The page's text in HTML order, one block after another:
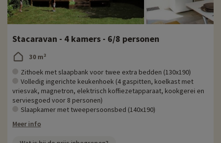
Stacaravan - 4 kamers - 6/8 personen
30 m²
Zithoek met slaapbank voor twee extra bedden (130x190)
Volledig ingerichte keukenhoek (4 gaspitten, koelkast met
vriesvak, magnetron, elektrisch koffiezetapparaat, kookgerei en
serviesgoed voor 8 personen)
Slaapkamer met tweepersoonsbed (140x190)
Meer info